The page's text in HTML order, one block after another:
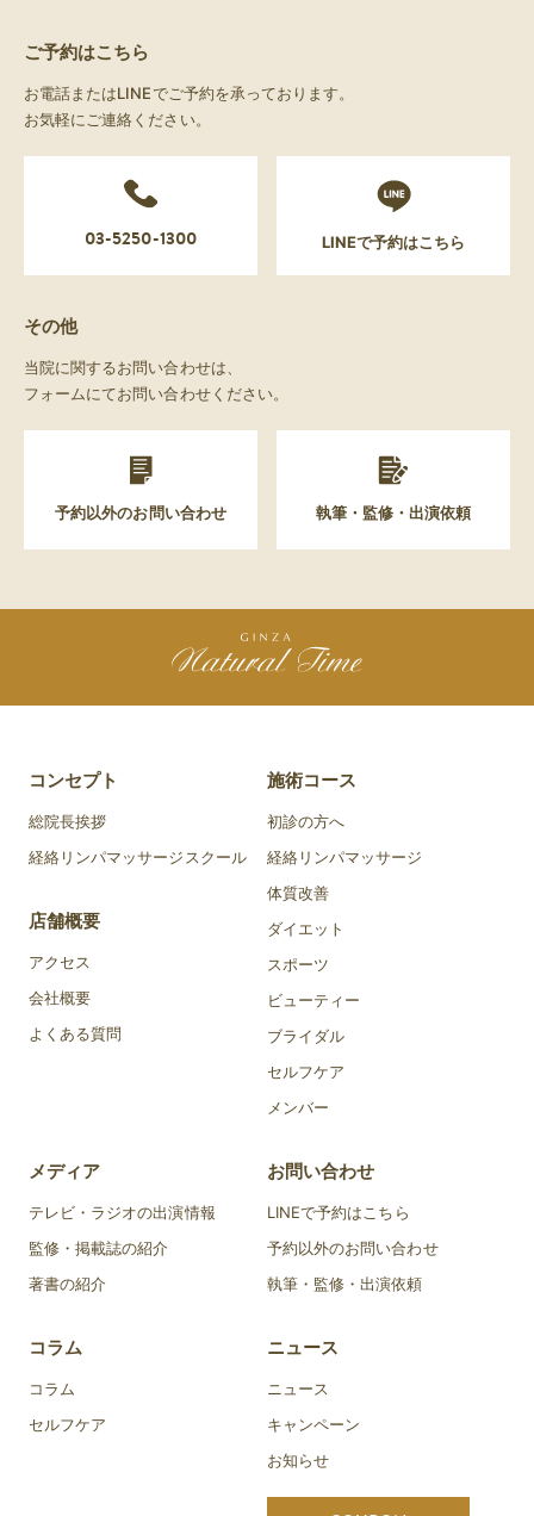
ご予約はこちら
お電話またはLINEでご予約を承っております。
お気軽にご連絡ください。
03-5250-1300 LINEで予約はこちら
その他
当院に関するお問い合わせは、
フォームにてお問い合わせください。
予約以外のお問い合わせ 執筆・監修・出演依頼
コンセプト
総院長挨拶
経絡リンパマッサージスクール
店舗概要
アクセス
会社概要
よくある質問
施術コース
初診の方へ
経絡リンパマッサージ
体質改善
ダイエット
スポーツ
ビューティー
ブライダル
セルフケア
メンバー
メディア
テレビ・ラジオの出演情報
監修・掲載誌の紹介
著書の紹介
コラム
コラム
セルフケア
お問い合わせ
LINEで予約はこちら
予約以外のお問い合わせ
執筆・監修・出演依頼
ニュース
ニュース
キャンペーン
お知らせ